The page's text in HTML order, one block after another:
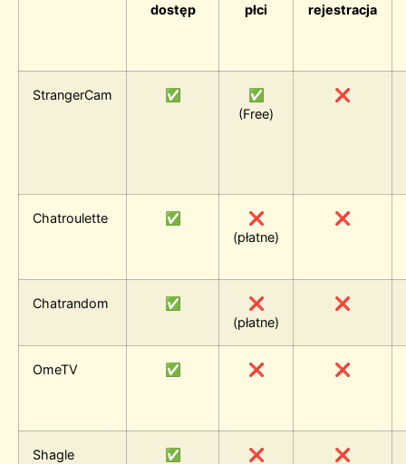
dostęp
płci
rejestracja
StrangerCam ✅
✅
(Free)
❌
Chatroulette ✅
❌
(płatne)
❌
Chatrandom ✅
❌
(płatne)
❌
OmeTV ✅ ❌ ❌
Shagle ✅
❌
❌